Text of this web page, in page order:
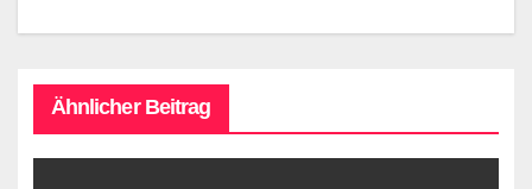
Ähnlicher Beitrag